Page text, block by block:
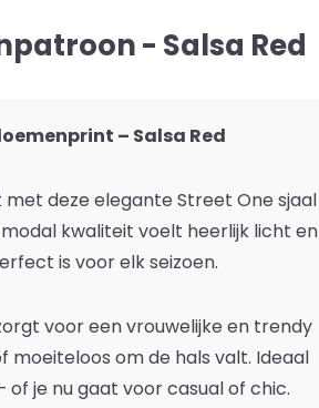
- Salsa Red
– Salsa Red
deze elegante Street One sjaal
kwaliteit voelt heerlijk licht en
is voor elk seizoen.
voor een vrouwelijke en trendy
moeiteloos om de hals valt. Ideaal
je nu gaat voor casual of chic.